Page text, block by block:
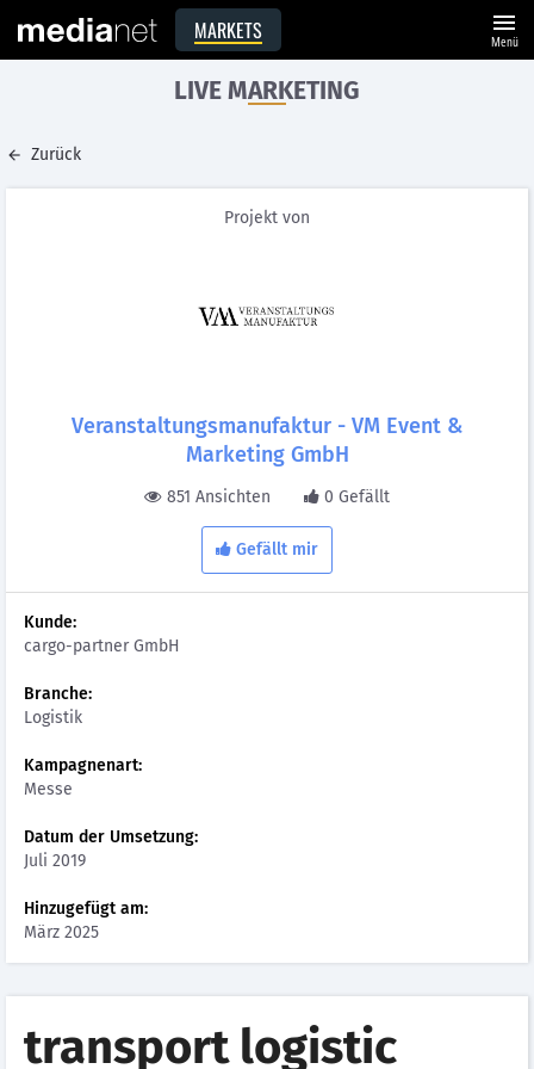
MARKETS menu
Menü
LIVE MARKETING
Zurück
Projekt von
Veranstaltungsmanufaktur - VM Event &
Marketing GmbH
851 Ansichten 0 Gefällt
Gefällt mir
Kunde:
cargo-partner GmbH
Branche:
Logistik
Kampagnenart:
Messe
Datum der Umsetzung:
Juli 2019
Hinzugefügt am:
März 2025
transport logistic